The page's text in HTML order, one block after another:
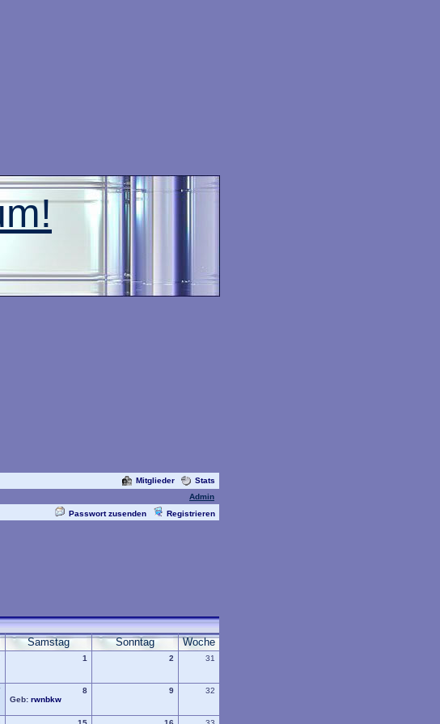
Mitglieder
Stats
Admin
Passwort zusenden Registrieren
Samstag Sonntag Woche
1 2 31
8
Geb: rwnbkw
9 32